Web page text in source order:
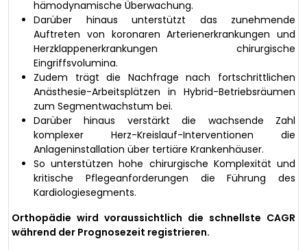
hämodynamische Überwachung.
Darüber hinaus unterstützt das zunehmende
Auftreten von koronaren Arterienerkrankungen und
Herzklappenerkrankungen chirurgische
Eingriffsvolumina.
Zudem trägt die Nachfrage nach fortschrittlichen
Anästhesie-Arbeitsplätzen in Hybrid-Betriebsräumen
zum Segmentwachstum bei.
Darüber hinaus verstärkt die wachsende Zahl
komplexer Herz-Kreislauf-Interventionen die
Anlageninstallation über tertiäre Krankenhäuser.
So unterstützen hohe chirurgische Komplexität und
kritische Pflegeanforderungen die Führung des
Kardiologiesegments.
Orthopädie wird voraussichtlich die schnellste CAGR
während der Prognosezeit registrieren.